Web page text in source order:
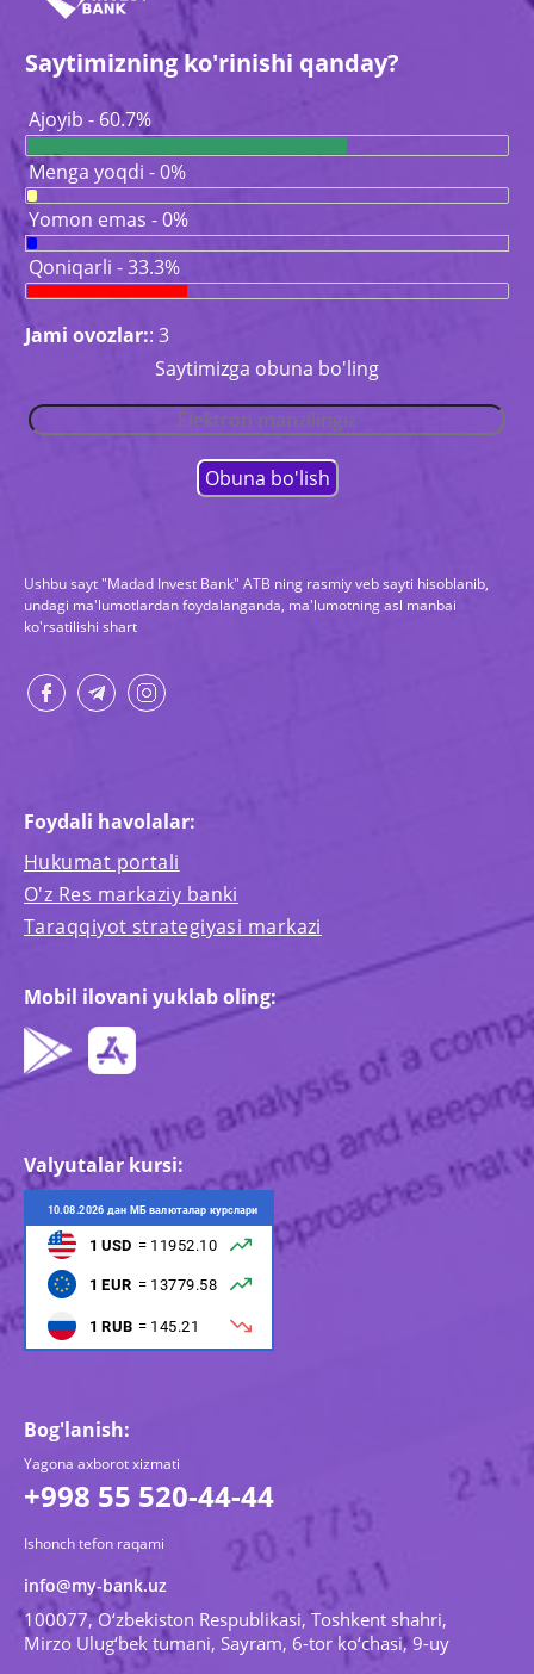
Saytimizning ko'rinishi qanday?
Ajoyib - 60.7%
Menga yoqdi - 0%
Yomon emas - 0%
Qoniqarli - 33.3%
Jami ovozlar:: 3
Saytimizga obuna bo'ling
Ushbu sayt "Madad Invest Bank" ATB ning rasmiy veb sayti hisoblanib,
undagi ma'lumotlardan foydalanganda, ma'lumotning asl manbai
ko'rsatilishi shart
Foydali havolalar:
Hukumat portali
O'z Res markaziy banki
Taraqqiyot strategiyasi markazi
Mobil ilovani yuklab oling:
Valyutalar kursi:
Bog'lanish:
Yagona axborot xizmati
+998 55 520-44-44
Ishonch tefon raqami
info@my-bank.uz
100077, O‘zbekiston Respublikasi, Toshkent shahri,
Mirzo Ulug‘bek tumani, Sayram, 6-tor ko‘chasi, 9-uy